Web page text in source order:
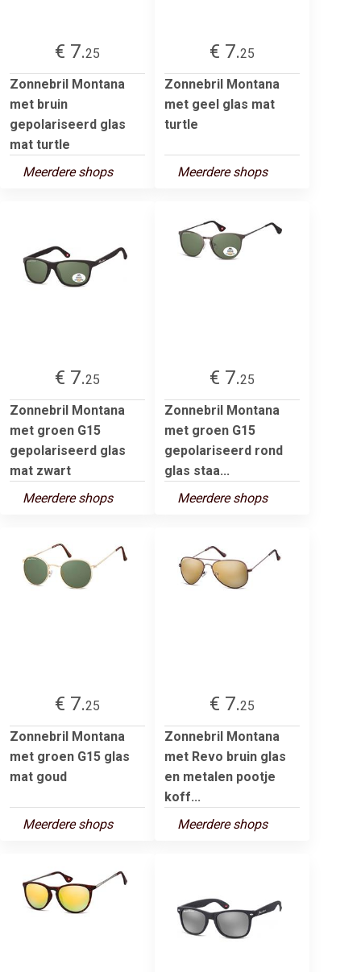
€ 7.25
Zonnebril Montana
met bruin
gepolariseerd glas
mat turtle
Meerdere shops
€ 7.25
Zonnebril Montana
met geel glas mat
turtle
Meerdere shops
€ 7.25
Zonnebril Montana
met groen G15
gepolariseerd glas
mat zwart
Meerdere shops
€ 7.25
Zonnebril Montana
met groen G15
gepolariseerd rond
glas staa...
Meerdere shops
€ 7.25
Zonnebril Montana
met groen G15 glas
mat goud
Meerdere shops
€ 7.25
Zonnebril Montana
met Revo bruin glas
en metalen pootje
koff...
Meerdere shops